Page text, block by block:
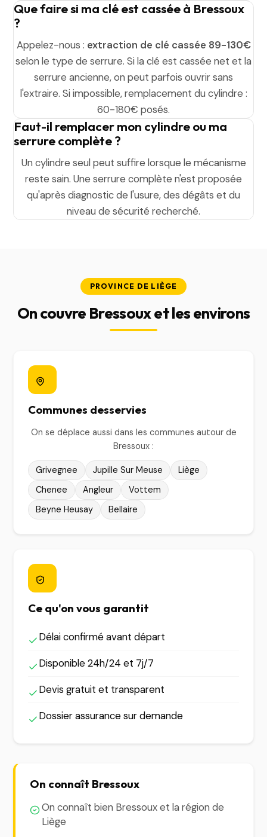
Que faire si ma clé est cassée à Bressoux
?
Appelez-nous : extraction de clé cassée 89-130€
selon le type de serrure. Si la clé est cassée net et la
serrure ancienne, on peut parfois ouvrir sans
l'extraire. Si impossible, remplacement du cylindre :
60-180€ posés.
Faut-il remplacer mon cylindre ou ma
serrure complète ?
Un cylindre seul peut suffire lorsque le mécanisme
reste sain. Une serrure complète n'est proposée
qu'après diagnostic de l'usure, des dégâts et du
niveau de sécurité recherché.
PROVINCE DE LIÈGE
On couvre Bressoux et les environs
Communes desservies
On se déplace aussi dans les communes autour de
Bressoux :
Grivegnee Jupille Sur Meuse
Liège
Chenee
Angleur
Vottem
Beyne Heusay
Bellaire
Ce qu'on vous garantit
Délai confirmé avant départ
Disponible 24h/24 et 7j/7
Devis gratuit et transparent
Dossier assurance sur demande
On connaît Bressoux
On connaît bien Bressoux et la région de
Liège